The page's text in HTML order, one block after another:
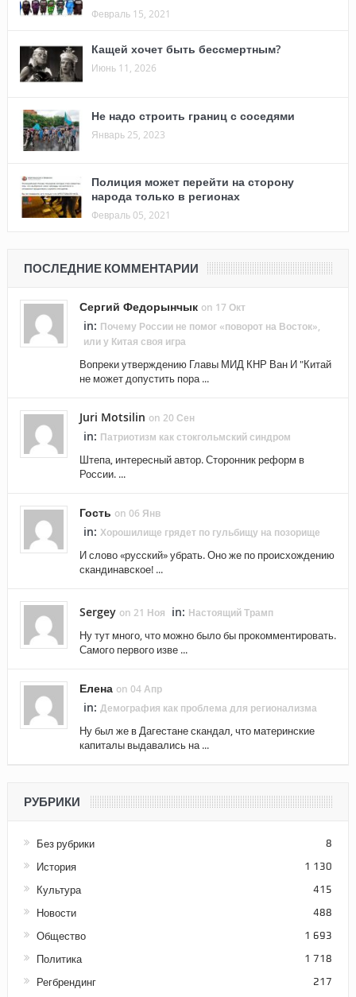
Февраль 15, 2021
Кащей хочет быть бессмертным?
Июнь 11, 2026
Не надо строить границ с соседями
Январь 25, 2023
Полиция может перейти на сторону
народа только в регионах
Февраль 05, 2021
ПОСЛЕДНИЕ КОММЕНТАРИИ
Сергий Федорынчык on 17 Окт
in: Почему России не помог «поворот на Восток»,
или у Китая своя игра
Вопреки утверждению Главы МИД КНР Ван И "Китай
не может допустить пора ...
Juri Motsilin on 20 Сен
in: Патриотизм как стокгольмский синдром
Штепа, интересный автор. Сторонник реформ в
России. ...
Гость on 06 Янв
in: Хорошилище грядет по гульбищу на позорище
И слово «русский» убрать. Оно же по происхождению
скандинавское! ...
Sergey on 21 Ноя in: Настоящий Трамп
Ну тут много, что можно было бы прокомментировать.
Самого первого изве ...
Елена on 04 Апр
in: Демография как проблема для регионализма
Ну был же в Дагестане скандал, что материнские
капиталы выдавались на ...
РУБРИКИ
Без рубрики 8
История 1 130
Культура 415
Новости 488
Общество 1 693
Политика 1 718
Регбрендинг 217